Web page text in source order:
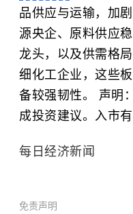
品供应与运输，加
源央企、原料供应
龙头，以及供需格
细化工企业，这些
备较强韧性。 声明
成投资建议。入市
每日经济新闻
免责声明